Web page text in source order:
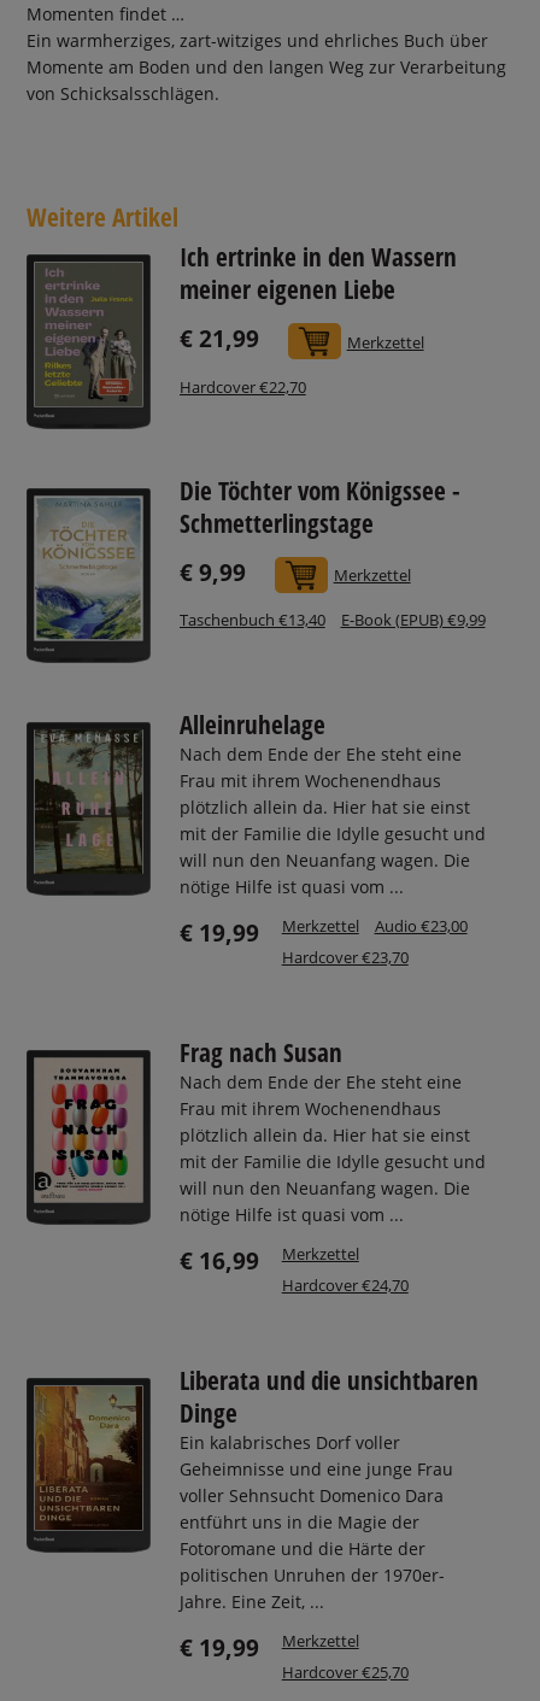
Momenten findet …
Ein warmherziges, zart-witziges und ehrliches Buch über
Momente am Boden und den langen Weg zur Verarbeitung
von Schicksalsschlägen.
Weitere Artikel
Ich ertrinke in den Wassern
meiner eigenen Liebe
€ 21,99 In den Warenkorb
Merkzettel
Hardcover €22,70
Die Töchter vom Königssee -
Schmetterlingstage
€ 9,99 In den Warenkorb
Merkzettel
Taschenbuch €13,40 E-Book (EPUB) €9,99
Alleinruhelage
Nach dem Ende der Ehe steht eine
Frau mit ihrem Wochenendhaus
plötzlich allein da. Hier hat sie einst
mit der Familie die Idylle gesucht und
will nun den Neuanfang wagen. Die
nötige Hilfe ist quasi vom ...
€ 19,99 Merkzettel
Audio €23,00
Hardcover €23,70
Frag nach Susan
Nach dem Ende der Ehe steht eine
Frau mit ihrem Wochenendhaus
plötzlich allein da. Hier hat sie einst
mit der Familie die Idylle gesucht und
will nun den Neuanfang wagen. Die
nötige Hilfe ist quasi vom ...
€ 16,99
Merkzettel
Hardcover €24,70
Liberata und die unsichtbaren
Dinge
Ein kalabrisches Dorf voller
Geheimnisse und eine junge Frau
voller Sehnsucht Domenico Dara
entführt uns in die Magie der
Fotoromane und die Härte der
politischen Unruhen der 1970er-
Jahre. Eine Zeit, ...
€ 19,99
Merkzettel
Hardcover €25,70